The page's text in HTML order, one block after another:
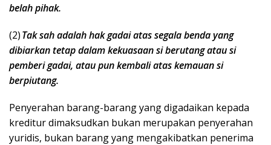
belah pihak.
(2)Tak sah adalah hak gadai atas segala benda yang
dibiarkan tetap dalam kekuasaan si berutang atau si
pemberi gadai, atau pun kembali atas kemauan si
berpiutang.
Penyerahan barang-barang yang digadaikan kepada
kreditur dimaksudkan bukan merupakan penyerahan
yuridis, bukan barang yang mengakibatkan penerima